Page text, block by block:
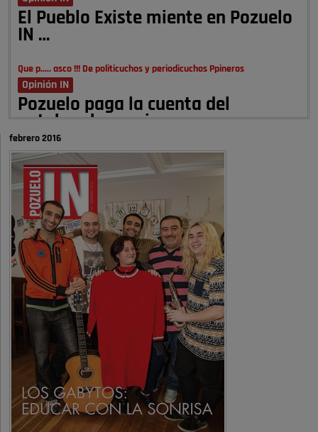
El Pueblo Existe miente en Pozuelo
IN …
Que p..... asco !!! De politicuchos y periodicuchos Ppineros
Opinión IN
Pozuelo paga la cuenta del
autobombo: casi …
Señora Alcaldesa Ud no ha vivido nunca en Pozuelo , pero yo si desde
hace más de 60 años , …
Pozuelo de Alarcón
Quejas por el deterioro de la
limpieza …
A ver si es posible que haya vivienda para familias con hijos y no
solamente jóvenes que no es tan …
Pozuelo de Alarcón
Pozuelo desbloquea
definitivamente Huerta Grande: las
obras …
Donde pueden inscribirse las personas empadronados en Pozuelo para
la vivienda asequible .
Pozuelo de Alarcón
Pozuelo desbloquea
febrero 2016